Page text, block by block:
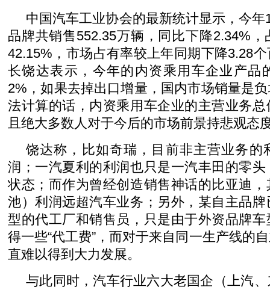
中国汽车工业协会的最新统计显示，今
品牌共销售552.35万辆，同比下降2.34%
42.15%，市场占有率较上年同期下降3.28
长饶达表示，今年的内资乘用车企业产品
2%，如果去掉出口增量，国内市场销量是
法计算的话，内资乘用车企业的主营业务
且绝大多数人对于今后的市场前景持悲观态
饶达称，比如奇瑞，目前非主营业务的
润；一汽夏利的利润也只是一汽丰田的零
状态；而作为曾经创造销售神话的比亚迪
池）利润远超汽车业务；另外，某自主品
型的代工厂和销售员，只是由于外资品牌
得一些“代工费”，而对于来自同一生产线的
直难以得到大力发展。
与此同时，汽车行业六大老国企（上汽